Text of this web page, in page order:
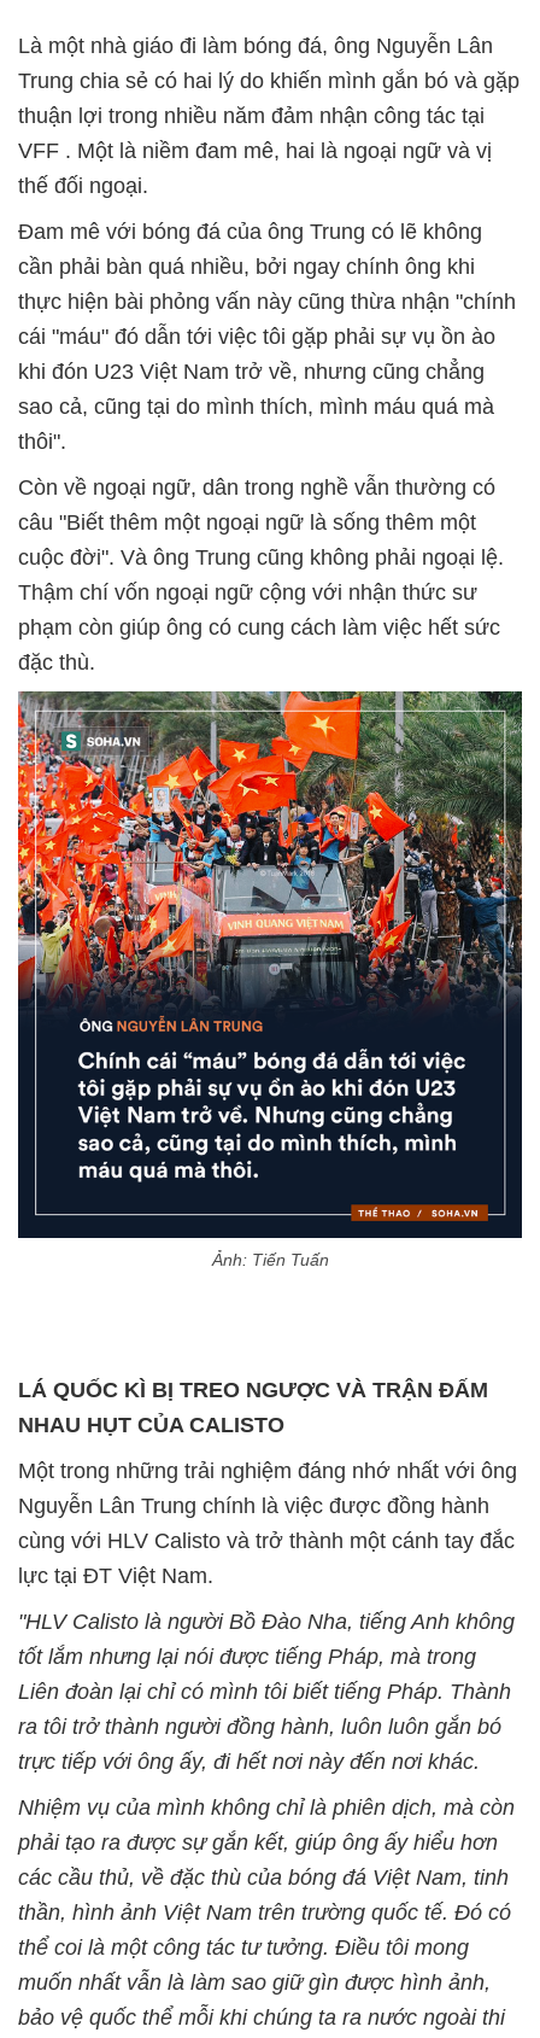
Là một nhà giáo đi làm bóng đá, ông Nguyễn Lân
Trung chia sẻ có hai lý do khiến mình gắn bó và gặp
thuận lợi trong nhiều năm đảm nhận công tác tại
VFF . Một là niềm đam mê, hai là ngoại ngữ và vị
thế đối ngoại.
Đam mê với bóng đá của ông Trung có lẽ không
cần phải bàn quá nhiều, bởi ngay chính ông khi
thực hiện bài phỏng vấn này cũng thừa nhận "chính
cái "máu" đó dẫn tới việc tôi gặp phải sự vụ ồn ào
khi đón U23 Việt Nam trở về, nhưng cũng chẳng
sao cả, cũng tại do mình thích, mình máu quá mà
thôi".
Còn về ngoại ngữ, dân trong nghề vẫn thường có
câu "Biết thêm một ngoại ngữ là sống thêm một
cuộc đời". Và ông Trung cũng không phải ngoại lệ.
Thậm chí vốn ngoại ngữ cộng với nhận thức sư
phạm còn giúp ông có cung cách làm việc hết sức
đặc thù.
Ảnh: Tiến Tuấn
LÁ QUỐC KÌ BỊ TREO NGƯỢC VÀ TRẬN ĐẤM
NHAU HỤT CỦA CALISTO
Một trong những trải nghiệm đáng nhớ nhất với ông
Nguyễn Lân Trung chính là việc được đồng hành
cùng với HLV Calisto và trở thành một cánh tay đắc
lực tại ĐT Việt Nam.
"HLV Calisto là người Bồ Đào Nha, tiếng Anh không
tốt lắm nhưng lại nói được tiếng Pháp, mà trong
Liên đoàn lại chỉ có mình tôi biết tiếng Pháp. Thành
ra tôi trở thành người đồng hành, luôn luôn gắn bó
trực tiếp với ông ấy, đi hết nơi này đến nơi khác.
Nhiệm vụ của mình không chỉ là phiên dịch, mà còn
phải tạo ra được sự gắn kết, giúp ông ấy hiểu hơn
các cầu thủ, về đặc thù của bóng đá Việt Nam, tinh
thần, hình ảnh Việt Nam trên trường quốc tế. Đó có
thể coi là một công tác tư tưởng. Điều tôi mong
muốn nhất vẫn là làm sao giữ gìn được hình ảnh,
bảo vệ quốc thể mỗi khi chúng ta ra nước ngoài thi